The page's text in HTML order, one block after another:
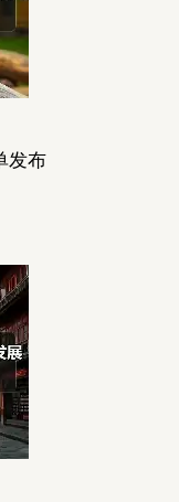
发布